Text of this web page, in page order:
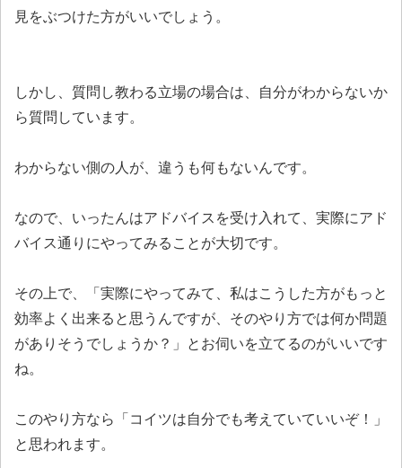
見をぶつけた方がいいでしょう。
しかし、質問し教わる立場の場合は、自分がわからないか
ら質問しています。
わからない側の人が、違うも何もないんです。
なので、いったんはアドバイスを受け入れて、実際にアド
バイス通りにやってみることが大切です。
その上で、「実際にやってみて、私はこうした方がもっと
効率よく出来ると思うんですが、そのやり方では何か問題
がありそうでしょうか？」とお伺いを立てるのがいいです
ね。
このやり方なら「コイツは自分でも考えていていいぞ！」
と思われます。